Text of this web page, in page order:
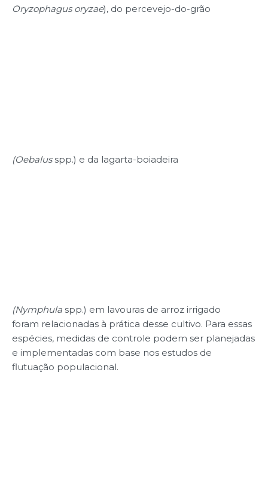
Oryzophagus oryzae), do percevejo-do-grão
(Oebalusspp.) e da lagarta-boiadeira
(Nymphulaspp.) em lavouras de arroz irrigado
foram relacionadas à prática desse cultivo. Para essas
espécies, medidas de controle podem ser planejadas
e implementadas com base nos estudos de
flutuação populacional.